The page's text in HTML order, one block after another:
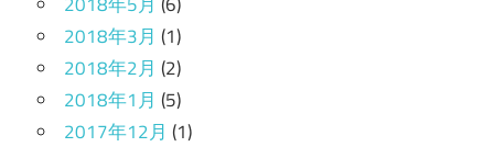
2018年3月 (1)
2018年2月 (2)
2018年1月 (5)
2017年12月 (1)